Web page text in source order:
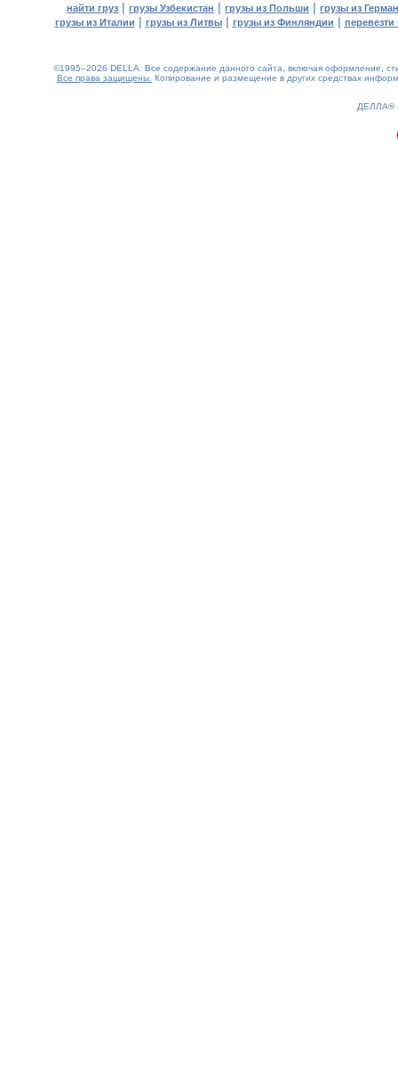
найти груз | грузы Узбекистан | грузы из Польши | грузы из
грузы из Италии | грузы из Литвы| грузы из Финляндии | перевезти
©1995–2026 DELLA. Все содержание данного сайта, включая оформление,
Все права защищены. Копирование и размещение в других средствах